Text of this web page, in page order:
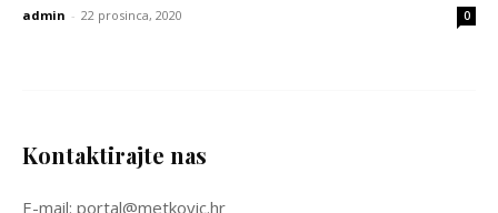
admin - 22 prosinca, 2020 0
Kontaktirajte nas
E-mail: portal@metkovic.hr